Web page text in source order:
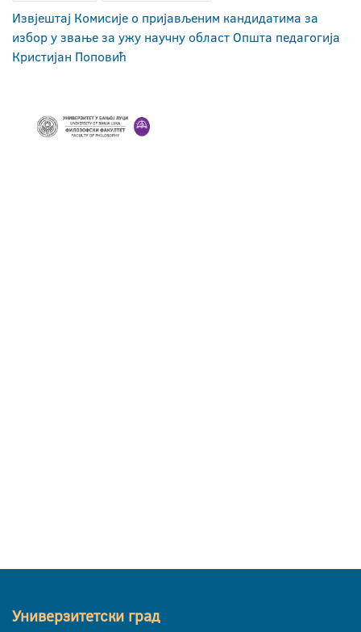
Извјештај Комисије о пријављеним кандидатима за
избор у звање за ужу научну област Општа педагогија
Кристијан Поповић
Универзитетски град